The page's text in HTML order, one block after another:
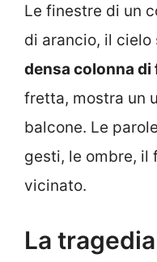
Le finestre di un
di arancio, il cielo
densa colonna di
fretta, mostra un
balcone. Le
gesti, le ombre, il
vicinato.
La